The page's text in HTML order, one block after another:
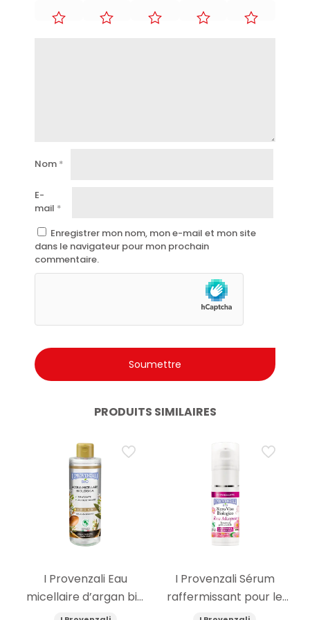
Nom *
E-
mail *
Enregistrer mon nom, mon e-mail et mon site
dans le navigateur pour mon prochain
commentaire.
PRODUITS SIMILAIRES
I Provenzali Eau
micellaire d’argan bio
400ml
I Provenzali Sérum
raffermissant pour le
visage à l’églantier bio